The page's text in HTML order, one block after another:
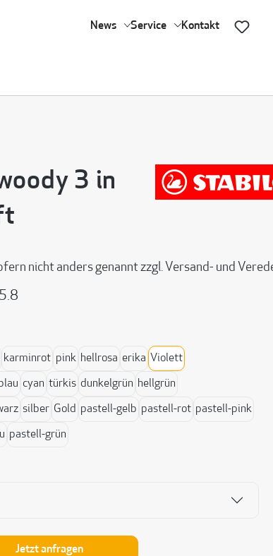
News
Service Kontakt
3 in
nicht anders genannt zzgl. Versand- und
karminrot pink hellrosa erika Violett
cyan türkis dunkelgrün hellgrün
silber Gold pastell-gelb pastell-rot pastell-pink
pastell-grün
Gib den gewünschten Wert ein oder
Jetzt anfragen